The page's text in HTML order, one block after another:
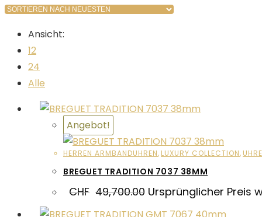
Ansicht:
12
24
Alle
Angebot!
HERREN ARMBANDUHREN, LUXURY COLLECTION,
BREGUET TRADITION 7037 38MM
CHF 49,700.00 Ursprünglicher Preis